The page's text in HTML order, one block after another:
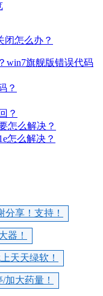
闭怎么办？
win7旗舰版错误代码
？
？
怎么解决？
怎么解决？
分享！支持！
器！
天天绿软！
加大药量！